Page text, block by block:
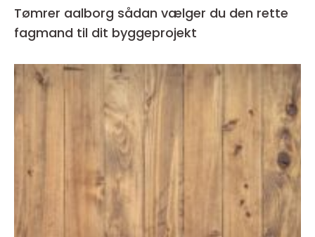
Tømrer aalborg sådan vælger du den rette
fagmand til dit byggeprojekt